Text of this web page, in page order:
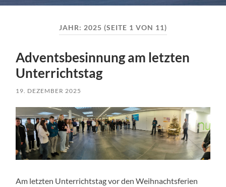
JAHR: 2025 (SEITE 1 VON 11)
Adventsbesinnung am letzten
Unterrichtstag
19. DEZEMBER 2025
Am letzten Unterrichtstag vor den Weihnachtsferien